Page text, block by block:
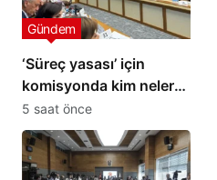
‘Süreç yasası’ için
komisyonda kim neler
söyledi?
Gündem
5 saat önce